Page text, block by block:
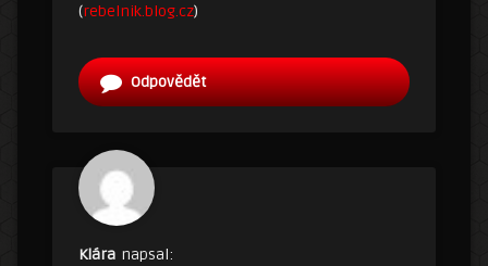
(rebelnik.blog.cz)
Odpovědět
Klára napsal: